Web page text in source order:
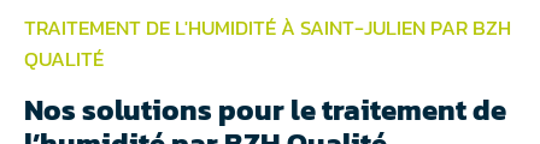
TRAITEMENT DE L'HUMIDITÉ À SAINT-JULIEN PAR BZH
QUALITÉ
Nos solutions pour le traitement de